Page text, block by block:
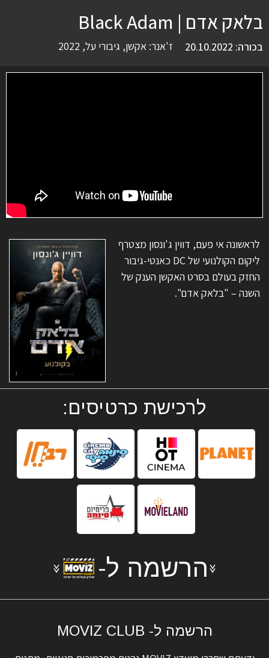
בלאק אדם | Black Adam
בכורה: 20.10.2022 ז'אנר: אקשן, גיבורי על,
2022
לראשונה אי פעם, דווין ג'ונסון מצטרף
ליקום הקולנועי של DC כאנטי-גיבור
החזק בעולם בסרט האקשן הענק של
השנה – "בלאק אדם".
לרכישת כרטיסים:
הרשמה ל-
הרשמה ל- MOVIZ CLUB